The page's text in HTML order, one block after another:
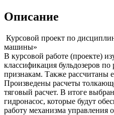
Описание
Курсовой проект по
машины»
В курсовой работе (проекте)
классификация бульдозеров
признакам. Также рассчитаны
Произведены расчеты
тяговый расчет. В итоге
гидронасос, которые будут
работу механизма управления